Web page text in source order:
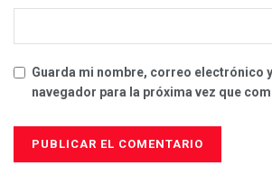
Guarda mi nombre, correo electrónico
navegador para la próxima vez que